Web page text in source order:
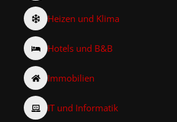
Heizen und Klima
Hotels und B&B
Immobilien
IT und Informatik